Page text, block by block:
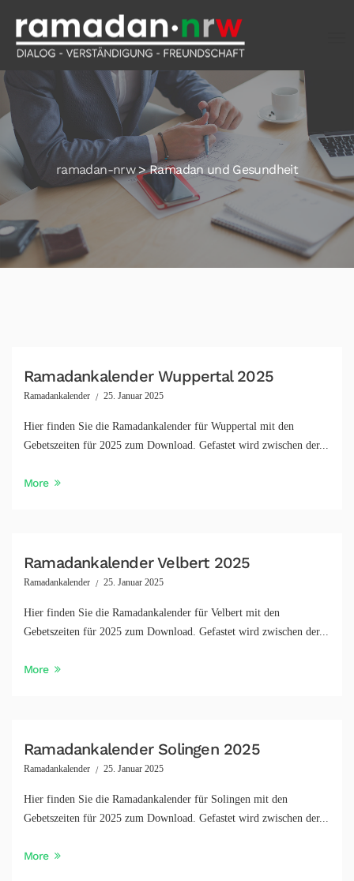
ramadan-nrw>Ramadan und Gesundheit
Ramadankalender Wuppertal 2025
Ramadankalender 25. Januar 2025
Hier finden Sie die Ramadankalender für Wuppertal mit den
Gebetszeiten für 2025 zum Download. Gefastet wird zwischen der...
More
Ramadankalender Velbert 2025
Ramadankalender 25. Januar 2025
Hier finden Sie die Ramadankalender für Velbert mit den
Gebetszeiten für 2025 zum Download. Gefastet wird zwischen der...
More
Ramadankalender Solingen 2025
Ramadankalender 25. Januar 2025
Hier finden Sie die Ramadankalender für Solingen mit den
Gebetszeiten für 2025 zum Download. Gefastet wird zwischen der...
More